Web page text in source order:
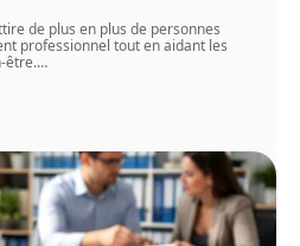
de plus en plus de personnes
professionnel tout en aidant les
être.…